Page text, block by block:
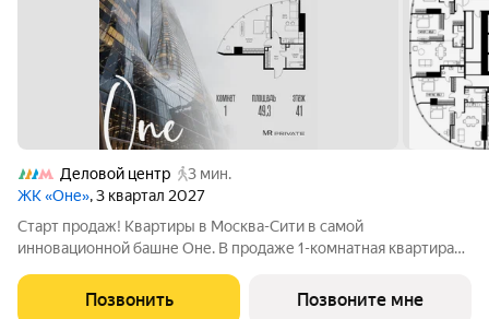
Деловой центр
3 мин.
ЖК «Оне», 3 квартал 2027
Старт продаж! Квартиры в Москва-Сити в самой
инновационной башне Оне. В продаже 1-комнатная квартира
комплекс премиум-класса Оне расположен в самом сердце
деловой жизни столицы в Москва-Сити,
Позвонить Позвоните мне